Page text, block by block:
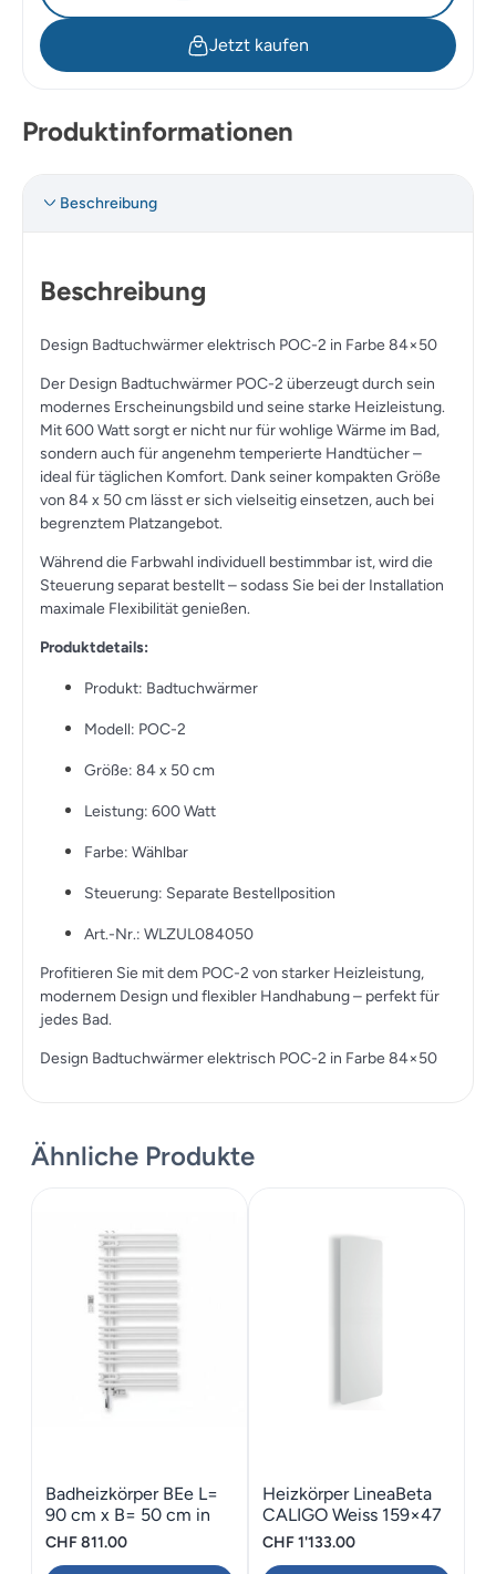
Jetzt kaufen
Produktinformationen
Beschreibung
Beschreibung
Design Badtuchwärmer elektrisch POC-2 in Farbe 84×50
Der Design Badtuchwärmer POC-2 überzeugt durch sein
modernes Erscheinungsbild und seine starke Heizleistung.
Mit 600 Watt sorgt er nicht nur für wohlige Wärme im Bad,
sondern auch für angenehm temperierte Handtücher –
ideal für täglichen Komfort. Dank seiner kompakten Größe
von 84 x 50 cm lässt er sich vielseitig einsetzen, auch bei
begrenztem Platzangebot.
Während die Farbwahl individuell bestimmbar ist, wird die
Steuerung separat bestellt – sodass Sie bei der Installation
maximale Flexibilität genießen.
Produktdetails:
Produkt: Badtuchwärmer
Modell: POC-2
Größe: 84 x 50 cm
Leistung: 600 Watt
Farbe: Wählbar
Steuerung: Separate Bestellposition
Art.-Nr.: WLZUL084050
Profitieren Sie mit dem POC-2 von starker Heizleistung,
modernem Design und flexibler Handhabung – perfekt für
jedes Bad.
Design Badtuchwärmer elektrisch POC-2 in Farbe 84×50
Ähnliche Produkte
Badheizkörper BEe L=
90 cm x B= 50 cm in
weiss
CHF811.00
Heizkörper LineaBeta
CALIGO Weiss 159×47
CHF1'133.00